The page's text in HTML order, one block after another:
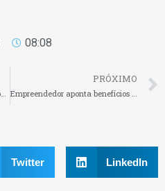
08:08
Eventim utiliza tecnologia de ponta para operar a venda de ingressos online
PRÓXIMO
Empreendedor aponta benefícios da IA para o futuro da capacitação profissional
Twitter LinkedIn